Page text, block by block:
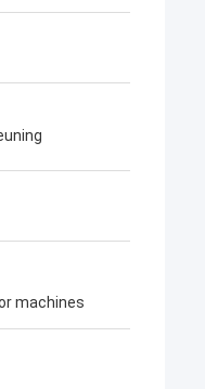
machines